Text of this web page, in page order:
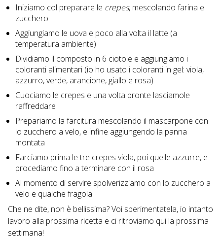
Iniziamo col preparare le crepes, mescolando farina e
zucchero
Aggiungiamo le uova e poco alla volta il latte (a
temperatura ambiente)
Dividiamo il composto in 6 ciotole e aggiungiamo i
coloranti alimentari (io ho usato i coloranti in gel: viola,
azzurro, verde, arancione, giallo e rosa)
Cuociamo le crepes e una volta pronte lasciamole
raffreddare
Prepariamo la farcitura mescolando il mascarpone con
lo zucchero a velo, e infine aggiungendo la panna
montata
Farciamo prima le tre crepes viola, poi quelle azzurre, e
procediamo fino a terminare con il rosa
Al momento di servire spolverizziamo con lo zucchero a
velo e qualche fragola
Che ne dite, non è bellissima? Voi sperimentatela, io intanto
lavoro alla prossima ricetta e ci ritroviamo qui la prossima
settimana!